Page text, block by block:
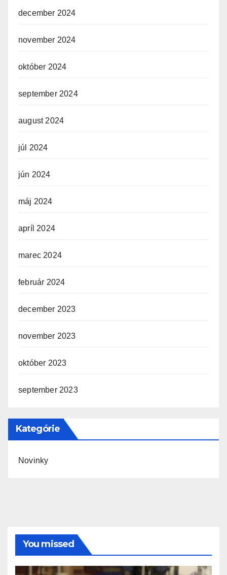
december 2024
november 2024
október 2024
september 2024
august 2024
júl 2024
jún 2024
máj 2024
apríl 2024
marec 2024
február 2024
december 2023
november 2023
október 2023
september 2023
Kategórie
Novinky
You missed